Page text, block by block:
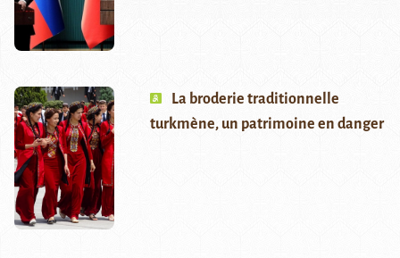
La broderie traditionnelle
turkmène, un patrimoine en danger